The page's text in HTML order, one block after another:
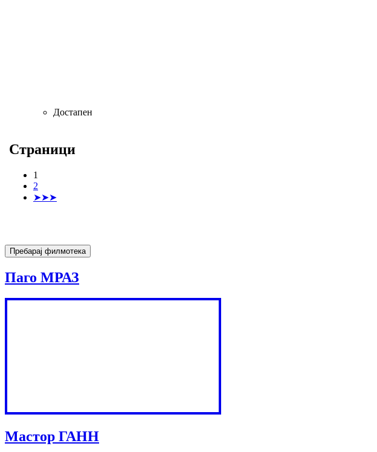
Достапен
Страници
1
2
➤➤➤
Паго МРАЗ
Мастор ГАНН